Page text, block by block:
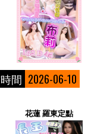
間 2026-06-10
花蓮 羅東定點